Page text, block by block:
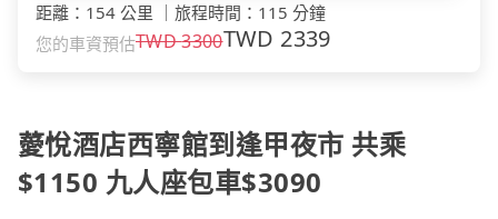
距離 ： 154 公里 旅程時間 ： 115 分鐘
您的車資預估TWD3300TWD 2339
薆悅酒店西寧館到逢甲夜市 共乘
$1150 九人座包車$3090